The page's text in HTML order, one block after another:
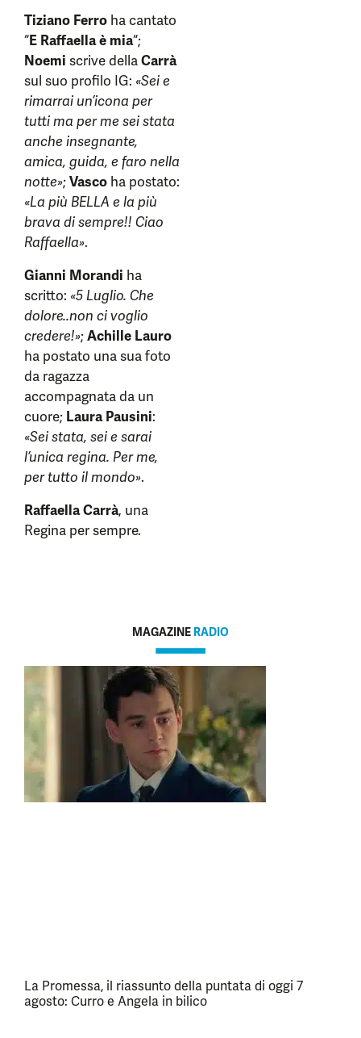
Tiziano Ferro ha cantato
“E Raffaella è mia“;
Noemi scrive dellaCarrà
sul suo profilo IG: «Sei e
rimarrai un’icona per
tutti ma per me sei stata
anche insegnante,
amica, guida, e faro nella
notte»;Vasco ha postato:
«La più BELLA e la più
brava di sempre!! Ciao
Raffaella».
Gianni Morandi ha
scritto: «5 Luglio. Che
dolore..non ci voglio
credere!»;Achille Lauro
ha postato una sua foto
da ragazza
accompagnata da un
cuore; Laura Pausini:
«Sei stata, sei e sarai
l’unica regina. Per me,
per tutto il mondo».
Raffaella Carrà, una
Regina per sempre.
MAGAZINE RADIO
La Promessa, il riassunto della puntata di oggi 7
agosto: Curro e Angela in bilico